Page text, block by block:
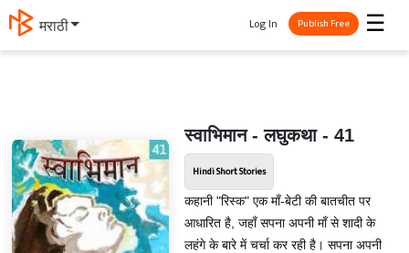
मराठी ☰
Log In Publish Free
स्वाभिमान - लघुकथा - 41
Hindi Short Stories
कहानी "रिस्क" एक माँ-बेटी की बातचीत पर
आधारित है, जहाँ सपना अपनी माँ से शादी के
लहंगे के बारे में चर्चा कर रही है। सपना अपनी